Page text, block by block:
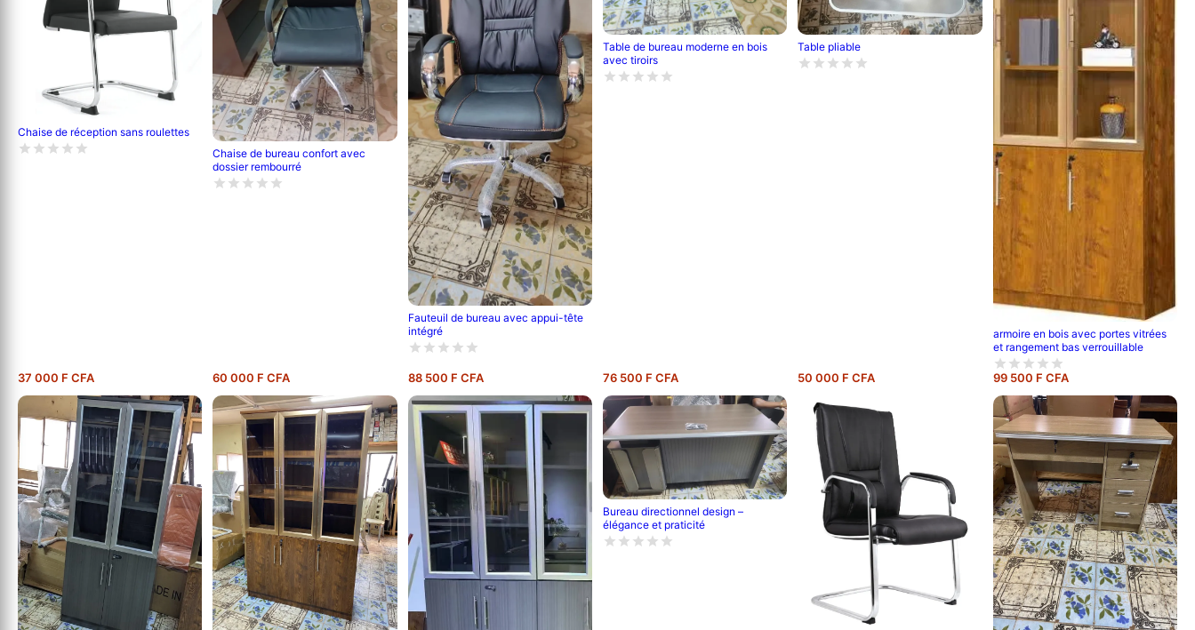
Chaise de réception sans roulettes
37 000 F CFA
Chaise de bureau confort avec
dossier rembourré
60 000 F CFA
Fauteuil de bureau avec appui-tête
intégré
88 500 F CFA
Table de bureau moderne en bois
avec tiroirs
76 500 F CFA
Table pliable
50 000 F CFA
armoire en bois avec portes vitrées
et rangement bas verrouillable
99 500 F CFA
Bureau directionnel design –
élégance et praticité